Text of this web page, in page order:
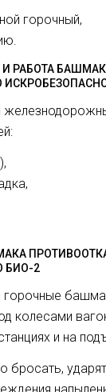
горочный,
И РАБОТА
БИО-2
колесами
и на
бросать,